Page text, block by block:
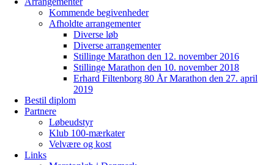
Kommende begivenheder
Afholdte arrangementer
Diverse løb
Diverse arrangementer
Stillinge Marathon den 12. november 2016
Stillinge Marathon den 10. november 2018
Erhard Filtenborg 80 År Marathon den 27. april
2019
Bestil diplom
Partnere
Løbeudstyr
Klub 100-mærkater
Velvære og kost
Links